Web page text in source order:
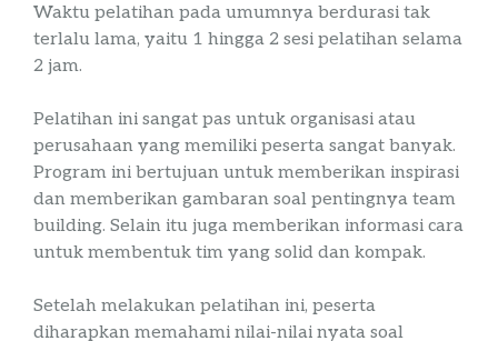
Waktu pelatihan pada umumnya berdurasi tak
terlalu lama, yaitu 1 hingga 2 sesi pelatihan selama
2 jam.
Pelatihan ini sangat pas untuk organisasi atau
perusahaan yang memiliki peserta sangat banyak.
Program ini bertujuan untuk memberikan inspirasi
dan memberikan gambaran soal pentingnya team
building. Selain itu juga memberikan informasi cara
untuk membentuk tim yang solid dan kompak.
Setelah melakukan pelatihan ini, peserta
diharapkan memahami nilai-nilai nyata soal